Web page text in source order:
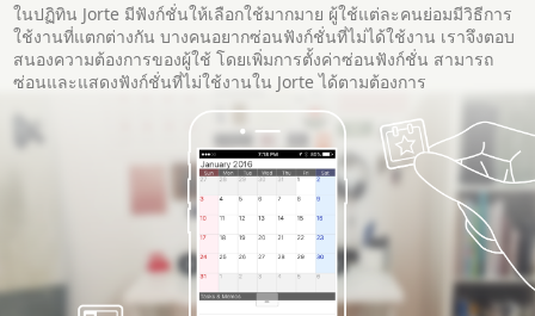
ในปฏิทิน Jorte มีฟังก์ชั่นให้เลือกใช้มากมาย ผู้ใช้แต่ละคนย่อมมีวิธีการ
ใช้งานที่แตกต่างกัน บางคนอยากซ่อนฟังก์ชั่นที่ไม่ได้ใช้งาน เราจึงตอบ
สนองความต้องการของผู้ใช้ โดยเพิ่มการตั้งค่าซ่อนฟังก์ชั่น สามารถ
ซ่อนและแสดงฟังก์ชั่นที่ไม่ใช้งานใน Jorte ได้ตามต้องการ